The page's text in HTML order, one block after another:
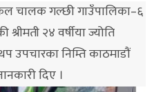
चालक गल्छी गाउँपालिका–६
२४ वर्षीया ज्योति
उपचारका निम्ति काठमाडौं
दिए ।